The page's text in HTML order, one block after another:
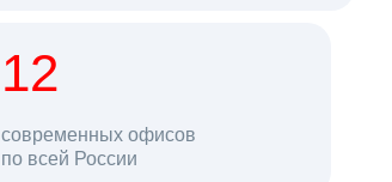
12
современных офисов
по всей Россиипользователей в день